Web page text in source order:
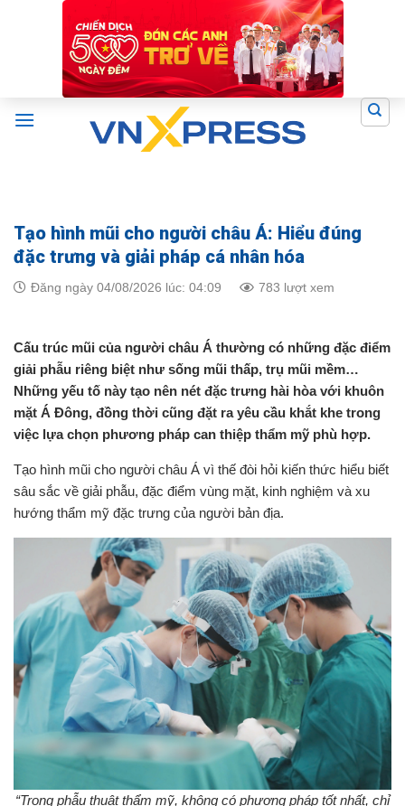
Tạo hình mũi cho người châu Á: Hiểu đúng
đặc trưng và giải pháp cá nhân hóa
Đăng ngày 04/08/2026 lúc: 04:09 783 lượt xem
Cấu trúc mũi của người châu Á thường có những đặc điểm
giải phẫu riêng biệt như sống mũi thấp, trụ mũi mềm…
Những yếu tố này tạo nên nét đặc trưng hài hòa với khuôn
mặt Á Đông, đồng thời cũng đặt ra yêu cầu khắt khe trong
việc lựa chọn phương pháp can thiệp thẩm mỹ phù hợp.
Tạo hình mũi cho người châu Á vì thế đòi hỏi kiến thức hiểu biết
sâu sắc về giải phẫu, đặc điểm vùng mặt, kinh nghiệm và xu
hướng thẩm mỹ đặc trưng của người bản địa.
“Trong phẫu thuật thẩm mỹ, không có phương pháp tốt nhất, chỉ